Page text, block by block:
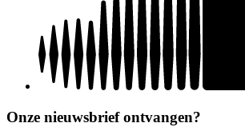
Onze nieuwsbrief ontvangen?